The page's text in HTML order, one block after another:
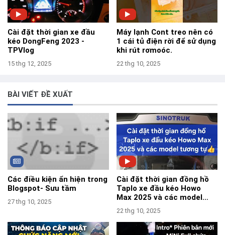
Cài đặt thời gian xe đầu
kéo DongFeng 2023 -
TPVlog
15 thg 12, 2025
Máy lạnh Cont treo nên có
1 cái tủ điện rời để sử dụng
khi rút rơmoóc.
22 thg 10, 2025
BÀI VIẾT ĐỀ XUẤT
Các điều kiện ẩn hiện trong
Blogspot- Sưu tầm
27 thg 10, 2025
Cài đặt thời gian đồng hồ
Taplo xe đầu kéo Howo
Max 2025 và các model
tương tự- TPVlog
22 thg 10, 2025